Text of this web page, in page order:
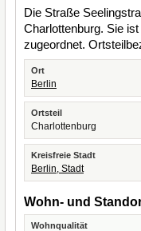
Die Straße
Charlottenburg. Sie
zugeordnet.
Ort
Berlin
Ortsteil
Charlottenburg
Kreisfreie Stadt
Berlin, Stadt
Wohn- und
Wohnqualität